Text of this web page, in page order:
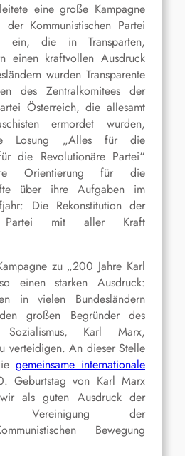
eine große Kampagne
Kommunistischen Partei
ein, die in Transparten,
einen kraftvollen Ausdruck
wurden Transparente
des Zentralkomitees der
Österreich, die allesamt
ermordet wurden,
Losung „Alles für die
die Revolutionäre Partei“
Orientierung für die
über ihre Aufgaben im
Die Rekonstitution der
Partei mit aller Kraft
zu „200 Jahre Karl
einen starken Ausdruck:
in vielen Bundesländern
großen Begründer des
Sozialismus, Karl Marx,
verteidigen. An dieser Stelle
gemeinsame internationale
Geburtstag von Karl Marx
als guten Ausdruck der
Vereinigung der
Bewegung